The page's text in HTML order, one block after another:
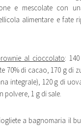
e mescolate con
alimentare e fate
al cioccolato:
70% di cacao, 170 g di
integrale), 120 g di
polvere, 1 g di sale.
a bagnomaria il